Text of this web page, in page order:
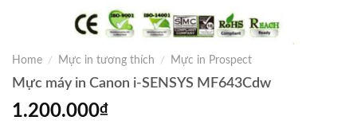
Home / Mực in tương thích / Mực in Prospect
Mực máy in Canon i-SENSYS MF643Cdw
1.200.000₫